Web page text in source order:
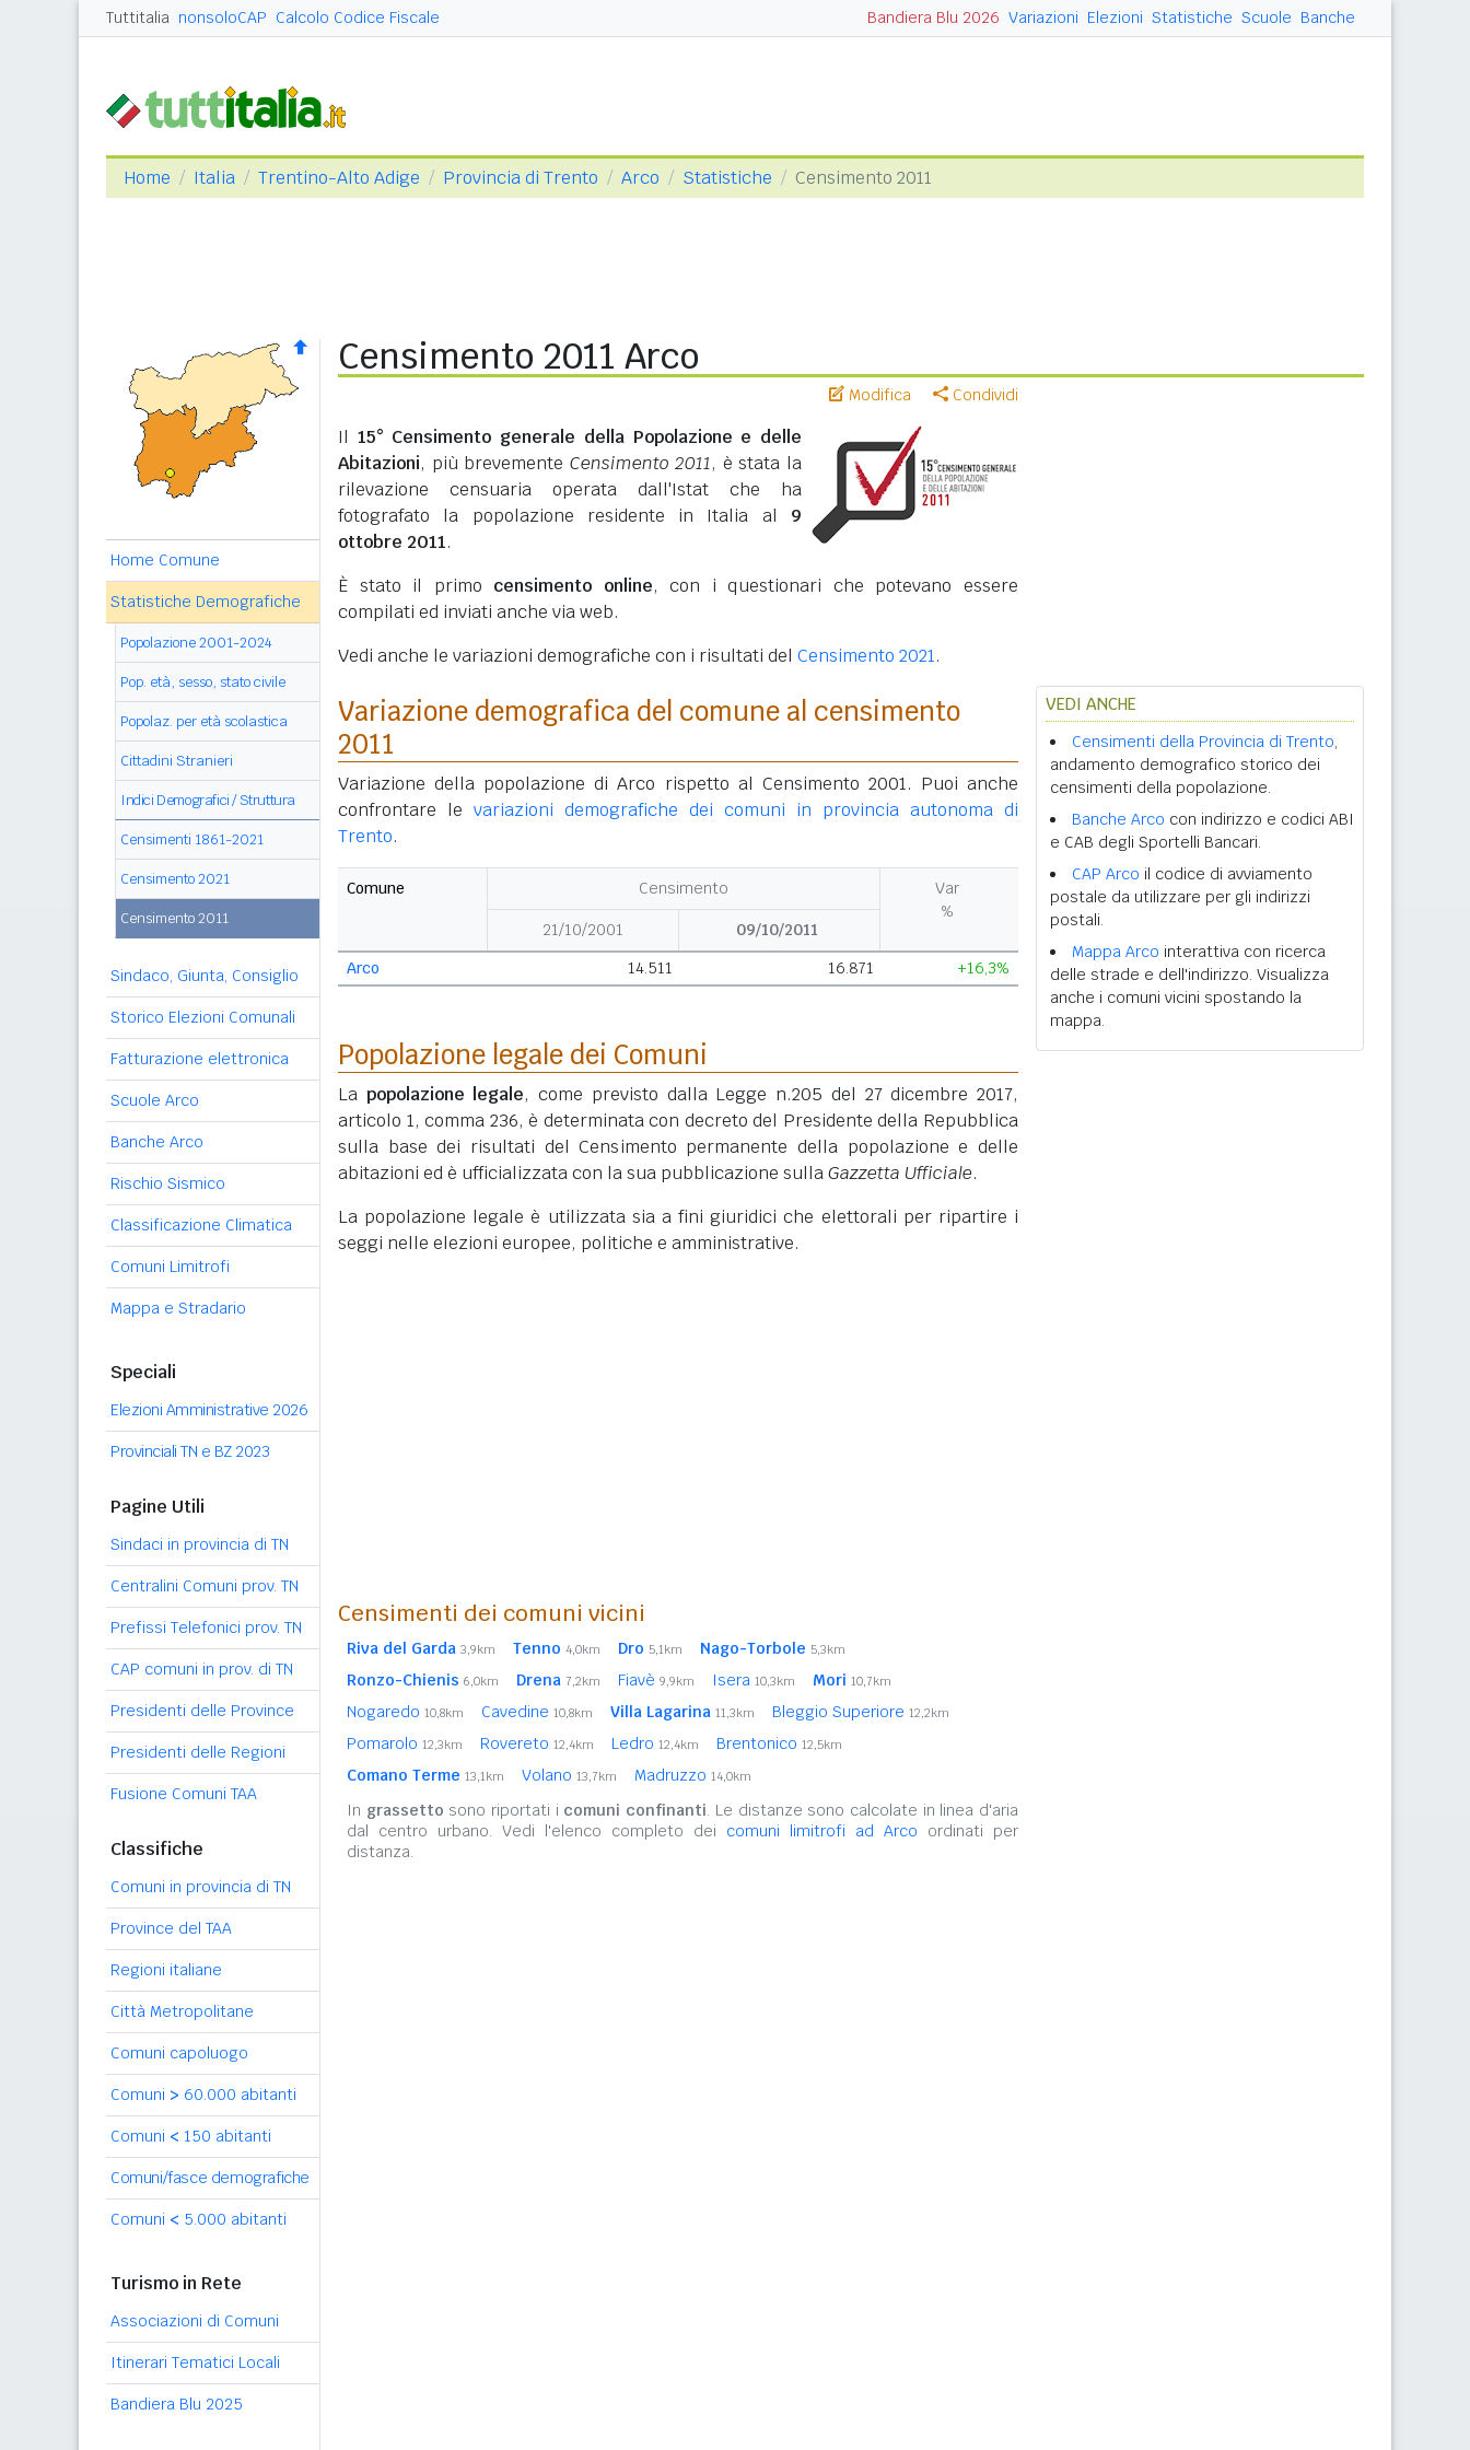
Tuttitalia nonsoloCAP Calcolo Codice Fiscale Bandiera Blu 2026 Variazioni Elezioni Statistiche Scuole Banche
Home Italia Trentino-Alto Adige Provincia di Trento Arco Statistiche Censimento 2011
Home Comune
Statistiche Demografiche
Popolazione 2001-2024
Pop. età, sesso, stato civile
Popolaz. per età scolastica
Cittadini Stranieri
Indici Demografici / Struttura
Censimenti 1861-2021
Censimento 2021
Censimento 2011
Sindaco, Giunta, Consiglio
Storico Elezioni Comunali
Fatturazione elettronica
Scuole Arco
Banche Arco
Rischio Sismico
Classificazione Climatica
Comuni Limitrofi
Mappa e Stradario
Speciali
Elezioni Amministrative 2026
Provinciali TN e BZ 2023
Pagine Utili
Sindaci in provincia di TN
Centralini Comuni prov. TN
Prefissi Telefonici prov. TN
CAP comuni in prov. di TN
Presidenti delle Province
Presidenti delle Regioni
Fusione Comuni TAA
Classifiche
Comuni in provincia di TN
Province del TAA
Regioni italiane
Città Metropolitane
Comuni capoluogo
Comuni > 60.000 abitanti
Comuni < 150 abitanti
Comuni/fasce demografiche
Comuni < 5.000 abitanti
Turismo in Rete
Associazioni di Comuni
Itinerari Tematici Locali
Bandiera Blu 2025
Censimento 2011 Arco
Modifica Condividi
Il 15° Censimento generale della Popolazione e delle
Abitazioni, più brevemente Censimento 2011, è stata la
rilevazione censuaria operata dall'Istat che ha
fotografato la popolazione residente in Italia al 9
ottobre 2011.
È stato il primo censimento online, con i questionari che potevano essere
compilati ed inviati anche via web.
Vedi anche le variazioni demografiche con i risultati del Censimento 2021.
Variazione demografica del comune al censimento
2011
Variazione della popolazione di Arco rispetto al Censimento 2001. Puoi anche
confrontare le variazioni demografiche dei comuni in provincia autonoma di
Trento.
Comune Censimento
Var
%
21/10/2001
09/10/2011
Arco
14.511 16.871 +16,3%
Popolazione legale dei Comuni
La popolazione legale, come previsto dalla Legge n.205 del 27 dicembre 2017,
articolo 1, comma 236, è determinata con decreto del Presidente della Repubblica
sulla base dei risultati del Censimento permanente della popolazione e delle
abitazioni ed è ufficializzata con la sua pubblicazione sullaGazzetta Ufficiale.
La popolazione legale è utilizzata sia a fini giuridici che elettorali per ripartire i
seggi nelle elezioni europee, politiche e amministrative.
Censimenti dei comuni vicini
Riva del Garda 3,9km Tenno 4,0km Dro 5,1km Nago-Torbole 5,3km
Ronzo-Chienis 6,0km Drena 7,2km Fiavè 9,9km Isera 10,3km Mori 10,7km
Nogaredo 10,8km Cavedine 10,8km Villa Lagarina 11,3km Bleggio Superiore 12,2km
Pomarolo 12,3km Rovereto 12,4km Ledro 12,4km Brentonico 12,5km
Comano Terme 13,1km Volano 13,7km Madruzzo 14,0km
In grassetto sono riportati i comuni confinanti. Le distanze sono calcolate in linea d'aria
dal centro urbano. Vedi l'elenco completo dei comuni limitrofi ad Arco ordinati per
distanza.
VEDI ANCHE
Censimenti della Provincia di Trento,
andamento demografico storico dei
censimenti della popolazione.
Banche Arco con indirizzo e codici ABI
e CAB degli Sportelli Bancari.
CAP Arco il codice di avviamento
postale da utilizzare per gli indirizzi
postali.
Mappa Arco interattiva con ricerca
delle strade e dell'indirizzo. Visualizza
anche i comuni vicini spostando la
mappa.